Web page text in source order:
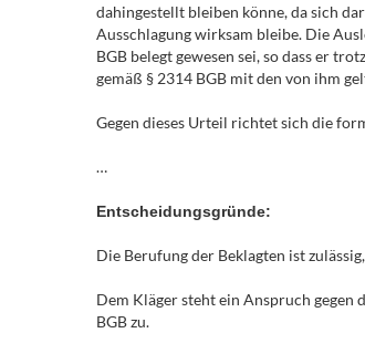
dahingestellt bleiben könne, da sich
Ausschlagung wirksam bleibe. Die
BGB belegt gewesen sei, so dass er
gemäß § 2314 BGB mit den von ihm
Gegen dieses Urteil richtet sich die
…
Entscheidungsgründe:
Die Berufung der Beklagten ist
Dem Kläger steht ein Anspruch gegen
BGB zu.